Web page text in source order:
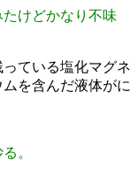
けどかなり不味
ている塩化マグネ
を含んだ液体がに
。